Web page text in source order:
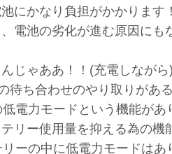
にかなり負担がかかります
電池の劣化が進む原因に
じゃああ！！(充電しながら)
待ち合わせのやり取りがあ
電力モードという機能があ
リー使用量を抑える為の
ーの中に低電力モードはあ